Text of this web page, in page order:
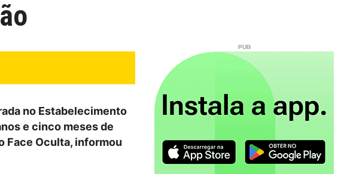
no Estabelecimento
e cinco meses de
Face Oculta, informou